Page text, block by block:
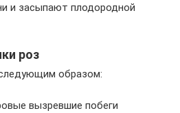
и засыпают плодородной
роз
образом:
вызревшие побеги